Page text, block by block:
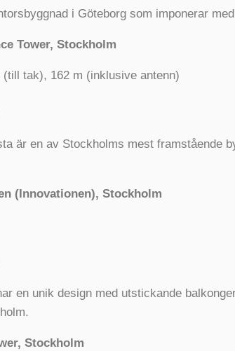
i Göteborg som imponerar
Tower, Stockholm
(till tak), 162 m (inklusive antenn)
är en av Stockholms mest framstående
(Innovationen), Stockholm
en unik design med utstickande
Stockholm